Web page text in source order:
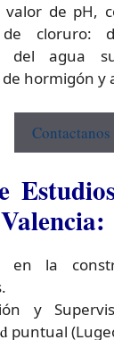
valor de pH,
de cloruro:
del agua
hormigón y
Contactanos
en la
y
puntual